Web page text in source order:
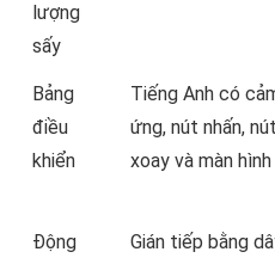
lượng
sấy
Bảng
điều
khiển
Tiếng Anh có
ứng, nút nhấn, nút
xoay và màn hình
Động
Gián tiếp bằng